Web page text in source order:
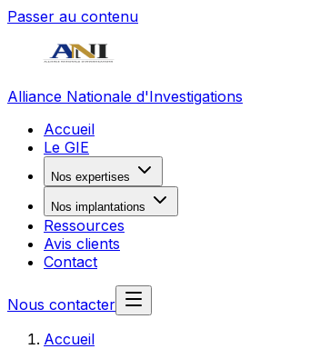
Passer au contenu
Alliance Nationale d'Investigations
Accueil
Le GIE
Nos expertises
Nos implantations
Ressources
Avis clients
Contact
Nous contacter
Accueil